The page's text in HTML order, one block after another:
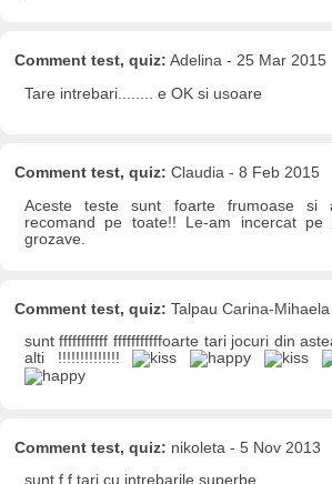
Comment test, quiz: Adelina - 25 Mar 2015
Tare intrebari........ e OK si usoare
Comment test, quiz: Claudia - 8 Feb 2015
Aceste teste sunt foarte frumoase si
recomand pe toate!! Le-am incercat
grozave.
Comment test, quiz: Talpau Carina-
sunt fffffffffff fffffffffffoarte tari jocuri din
alti !!!!!!!!!!!!!!
Comment test, quiz: nikoleta - 5 Nov 2013
sunt f f tari cu intrebarile superbe